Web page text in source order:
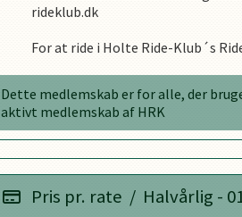
rideklub.dk
For at ride i Holte Ride-Klub´s
Dette medlemskab er for alle, der
aktivt medlemskab af HRK
Pris pr. rate / Halvårlig -